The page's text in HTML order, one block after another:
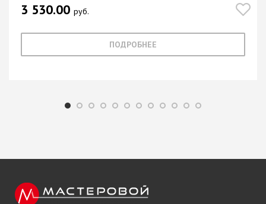
3 530.00 руб.
ПОДРОБНЕЕ